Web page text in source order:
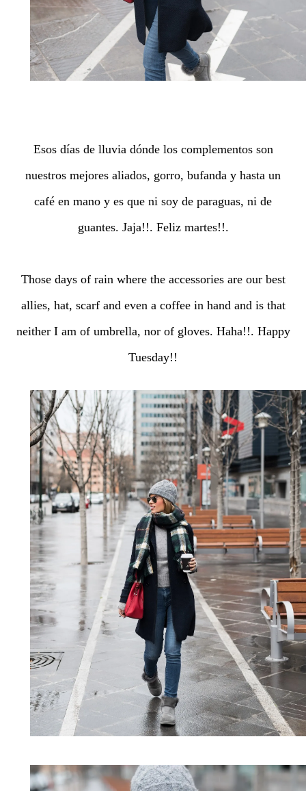
Esos días de lluvia dónde los complementos son
nuestros mejores aliados, gorro, bufanda y hasta un
café en mano y es que ni soy de paraguas, ni de
guantes. Jaja!!. Feliz martes!!.
Those days of rain where the accessories are our best
allies, hat, scarf and even a coffee in hand and is that
neither I am of umbrella, nor of gloves. Haha!!. Happy
Tuesday!!